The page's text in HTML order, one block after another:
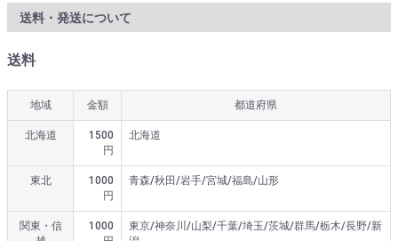
送料・発送について
送料
地域 金額 都道府県
北海道
1500
円
北海道
東北
1000
円
青森/秋田/岩手/宮城/福島/山形
関東・信
1000
東京/神奈川/山梨/千葉/埼玉/茨城/群馬/栃木/長野/新